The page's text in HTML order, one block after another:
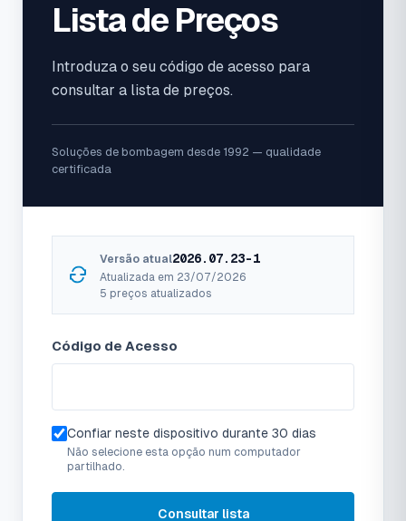
Lista de Preços
Introduza o seu código de acesso para
consultar a lista de preços.
Soluções de bombagem desde 1992 — qualidade
certificada
Versão atual2026.07.23-1
Atualizada em 23/07/2026
5 preços atualizados
Código de Acesso
Confiar neste dispositivo durante 30 dias
Não selecione esta opção num computador
partilhado.
Consultar lista